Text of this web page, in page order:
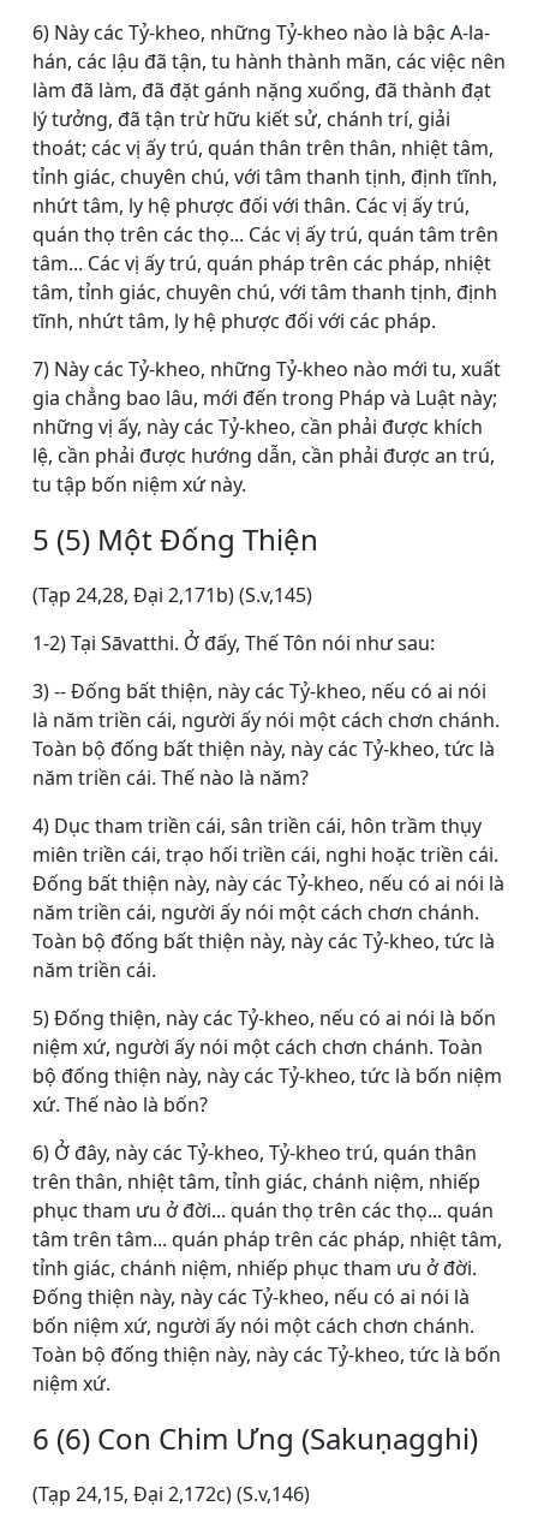
6) Này các Tỷ-kheo, những Tỷ-kheo nào là bậc A-la-
hán, các lậu đã tận, tu hành thành mãn, các việc nên
làm đã làm, đã đặt gánh nặng xuống, đã thành đạt
lý tưởng, đã tận trừ hữu kiết sử, chánh trí, giải
thoát; các vị ấy trú, quán thân trên thân, nhiệt tâm,
tỉnh giác, chuyên chú, với tâm thanh tịnh, định tĩnh,
nhứt tâm, ly hệ phược đối với thân. Các vị ấy trú,
quán thọ trên các thọ... Các vị ấy trú, quán tâm trên
tâm... Các vị ấy trú, quán pháp trên các pháp, nhiệt
tâm, tỉnh giác, chuyên chú, với tâm thanh tịnh, định
tĩnh, nhứt tâm, ly hệ phược đối với các pháp.
7) Này các Tỷ-kheo, những Tỷ-kheo nào mới tu, xuất
gia chẳng bao lâu, mới đến trong Pháp và Luật này;
những vị ấy, này các Tỷ-kheo, cần phải được khích
lệ, cần phải được hướng dẫn, cần phải được an trú,
tu tập bốn niệm xứ này.
5 (5) Một Ðống Thiện
(Tạp 24,28, Ðại 2,171b) (S.v,145)
1-2) Tại Sāvatthi. Ở đấy, Thế Tôn nói như sau:
3) -- Ðống bất thiện, này các Tỷ-kheo, nếu có ai nói
là năm triền cái, người ấy nói một cách chơn chánh.
Toàn bộ đống bất thiện này, này các Tỷ-kheo, tức là
năm triền cái. Thế nào là năm?
4) Dục tham triền cái, sân triền cái, hôn trầm thụy
miên triền cái, trạo hối triền cái, nghi hoặc triền cái.
Ðống bất thiện này, này các Tỷ-kheo, nếu có ai nói là
năm triền cái, người ấy nói một cách chơn chánh.
Toàn bộ đống bất thiện này, này các Tỷ-kheo, tức là
năm triền cái.
5) Ðống thiện, này các Tỷ-kheo, nếu có ai nói là bốn
niệm xứ, người ấy nói một cách chơn chánh. Toàn
bộ đống thiện này, này các Tỷ-kheo, tức là bốn niệm
xứ. Thế nào là bốn?
6) Ở đây, này các Tỷ-kheo, Tỷ-kheo trú, quán thân
trên thân, nhiệt tâm, tỉnh giác, chánh niệm, nhiếp
phục tham ưu ở đời... quán thọ trên các thọ... quán
tâm trên tâm... quán pháp trên các pháp, nhiệt tâm,
tỉnh giác, chánh niệm, nhiếp phục tham ưu ở đời.
Ðống thiện này, này các Tỷ-kheo, nếu có ai nói là
bốn niệm xứ, người ấy nói một cách chơn chánh.
Toàn bộ đống thiện này, này các Tỷ-kheo, tức là bốn
niệm xứ.
6 (6) Con Chim Ưng (Sakuṇagghi)
(Tạp 24,15, Ðại 2,172c) (S.v,146)